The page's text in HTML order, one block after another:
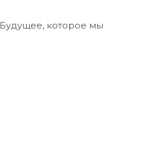
Будущее, которое мы